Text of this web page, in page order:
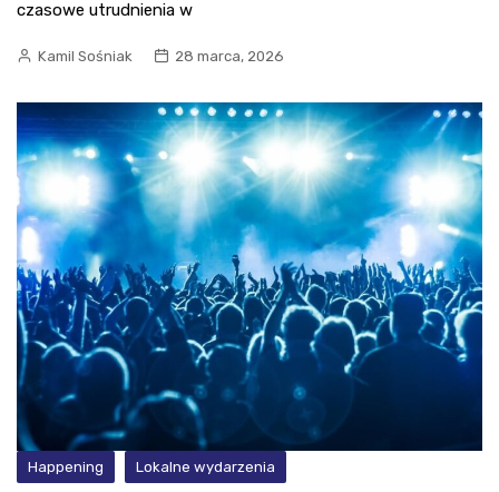
czasowe utrudnienia w
Kamil Sośniak 28 marca, 2026
Happening Lokalne wydarzenia